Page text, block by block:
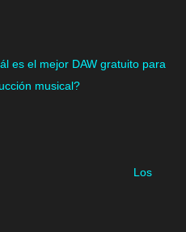
es el mejor DAW gratuito para
musical?
Los